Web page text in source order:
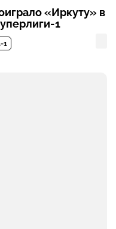
«Иркуту» в
1
1